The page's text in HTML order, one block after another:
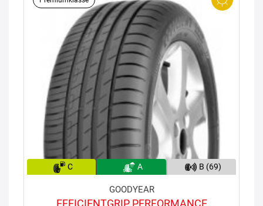
C A B (69)
GOODYEAR
EFFICIENTGRIP PERFORMANCE